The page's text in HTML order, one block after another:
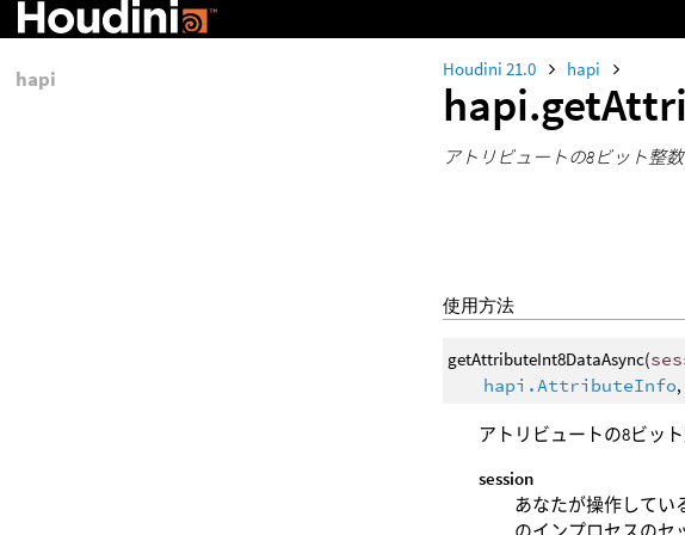
Houdini 21.0 hapi
アトリビュートの8ビット整
使用方法
getAttributeInt8DataAsync(
hapi.AttributeInfo,
アトリビュートの8ビッ
session
あなたが操作してい
hapi